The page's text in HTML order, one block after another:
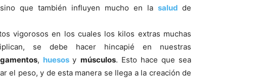
que también influyen mucho en la salud de
vigorosos en los cuales los kilos extras muchas
se debe hacer hincapié en nuestras
, huesosy músculos. Esto hace que sea
el peso, y de esta manera se llega a la creación de